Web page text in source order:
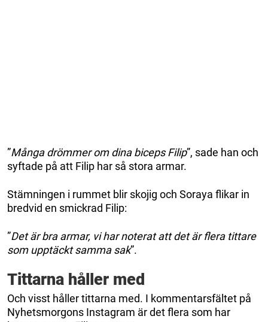
”Många drömmer om dina biceps Filip”, sade han och
syftade på att Filip har så stora armar.
Stämningen i rummet blir skojig och Soraya flikar in
bredvid en smickrad Filip:
”Det är bra armar, vi har noterat att det är flera tittare
som upptäckt samma sak”.
Tittarna håller med
Och visst håller tittarna med. I kommentarsfältet på
Nyhetsmorgons Instagram är det flera som har